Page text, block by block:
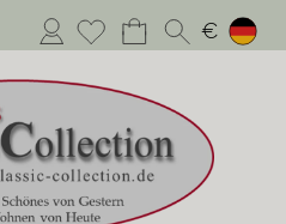
Anmelden €